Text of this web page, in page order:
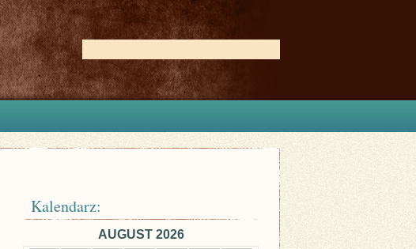
Kalendarz:
AUGUST 2026